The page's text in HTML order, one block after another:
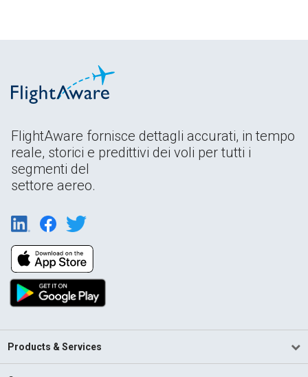
FlightAware fornisce dettagli accurati, in tempo
reale, storici e predittivi dei voli per tutti i
segmenti del
settore aereo.
Products & Services